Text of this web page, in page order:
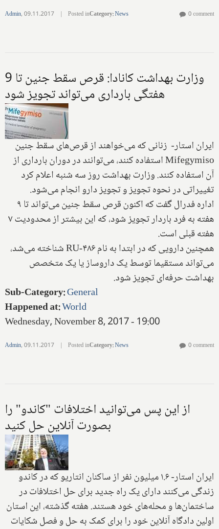
Admin,09.11.2017 | Posted inCategory:News 0 comment
وزارت بهداشت کانادا: قرص سقط جنین تا 9
هفتگی بارداری می‌تواند تجویز شود
ایران استار- زنانی که می‌خواهند از قرص‌های سقط جنین
Mifegymiso استفاده کنند، می‌توانند در دوران بارداری از
آن استفاده کنند. وزارت بهداشت روز سه شنبه اعلام کرد
تغییراتی در نحوه تجویز و تجویز دارو انجام می‌شود.
اداره فدرال گفت که اکنون قرص سقط جنین می‌تواند تا ۹
هفته به فرد باردار تجویز شود، که این بیشتر از محدودیت ۷
هفته قبلی است.
همچنین دارویی که در ابتدا به نام RU-۴۸۶ شناخته می‌شد،
می‌تواند مستقیما توسط یک داروساز یا یک متخصص
بهداشت حرفه‌ای تجویز شود.
Sub-Category:General
Happened at:World
Wednesday, November 8, 2017 - 19:00
Admin,09.11.2017 | Posted inCategory:News 0 comment
از این پس می‌توانید اختلافات "کاندو" را
بصورت آنلاین حل کنید
ایران استار- ۱.۶ میلیون نفر از ساکنان انتاریو که در کاندو
زندگی می‌کنند دارای یک راه جدید برای حل اختلافات در
ساختمان‌ها و محله‌های خود هستند. هفته گذشته، این استان
اولین دادگاه آنلاین خود را برای کمک به حل و فصل شکایات